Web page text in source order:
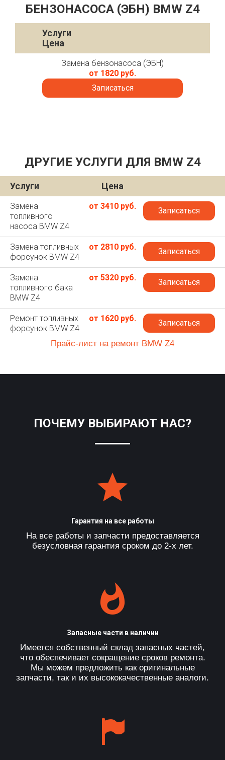
БЕНЗОНАСОСА (ЭБН) BMW Z4
Услуги
Цена
Замена бензонасоса (ЭБН)
от 1820 руб.
Записаться
ДРУГИЕ УСЛУГИ ДЛЯ BMW Z4
Услуги Цена
Замена
топливного
насоса BMW Z4
от 3410 руб. Записаться
Замена топливных
форсунок BMW Z4
от 2810 руб. Записаться
Замена
топливного бака
BMW Z4
от 5320 руб. Записаться
Ремонт топливных
форсунок BMW Z4
от 1620 руб. Записаться
Прайс-лист на ремонт BMW Z4
ПОЧЕМУ ВЫБИРАЮТ НАС?
Гарантия на все работы
На все работы и запчасти предоставляется
безусловная гарантия сроком до 2-х лет.
Запасные части в наличии
Имеется собственный склад запасных частей,
что обеспечивает сокращение сроков ремонта.
Мы можем предложить как оригинальные
запчасти, так и их высококачественные аналоги.